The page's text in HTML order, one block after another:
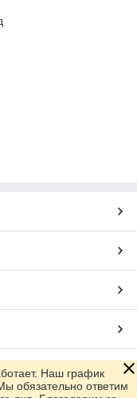
Наш график
обязательно ответим